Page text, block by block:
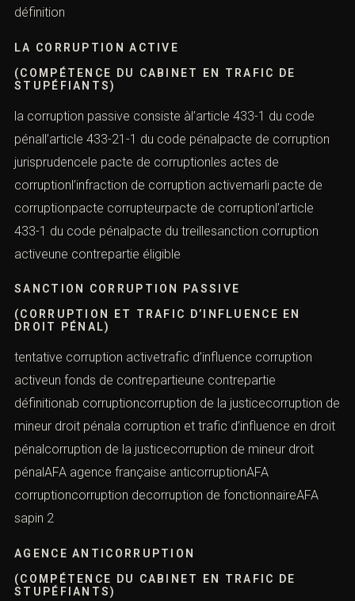
définition
LA CORRUPTION ACTIVE
(COMPÉTENCE DU CABINET EN TRAFIC DE
STUPÉFIANTS)
la corruption passive consiste àl’article 433-1 du code
pénall’article 433-21-1 du code pénalpacte de corruption
jurisprudencele pacte de corruptionles actes de
corruptionl’infraction de corruption activemarli pacte de
corruptionpacte corrupteurpacte de corruptionl’article
433-1 du code pénalpacte du treillesanction corruption
activeune contrepartie éligible
SANCTION CORRUPTION PASSIVE
(CORRUPTION ET TRAFIC D’INFLUENCE EN
DROIT PÉNAL)
tentative corruption activetrafic d’influence corruption
activeun fonds de contrepartieune contrepartie
définitionab corruptioncorruption de la justicecorruption de
mineur droit pénala corruption et trafic d’influence en droit
pénalcorruption de la justicecorruption de mineur droit
pénalAFA agence française anticorruptionAFA
corruptioncorruption decorruption de fonctionnaireAFA
sapin 2
AGENCE ANTICORRUPTION
(COMPÉTENCE DU CABINET EN TRAFIC DE
STUPÉFIANTS)